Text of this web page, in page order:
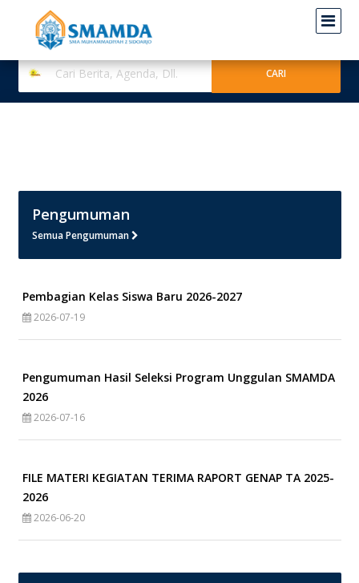
Pengumuman
Semua Pengumuman
Pembagian Kelas Siswa Baru 2026-2027
2026-07-19
Pengumuman Hasil Seleksi Program Unggulan SMAMDA
2026
2026-07-16
FILE MATERI KEGIATAN TERIMA RAPORT GENAP TA 2025-
2026
2026-06-20